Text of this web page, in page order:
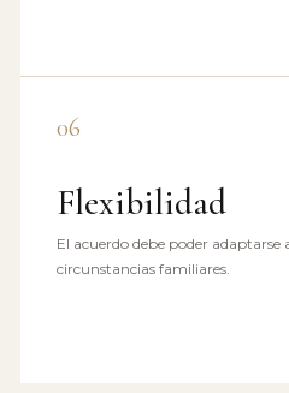
06
Flexibilidad
El acuerdo debe poder adaptarse
circunstancias familiares.